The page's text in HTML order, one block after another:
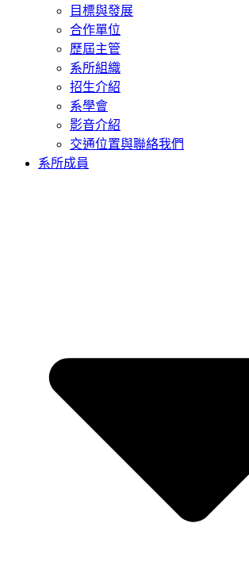
目標與發展
合作單位
歷屆主管
系所組織
招生介紹
系學會
影音介紹
交通位置與聯絡我們
系所成員